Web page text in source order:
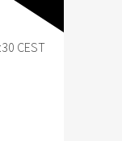
CEST